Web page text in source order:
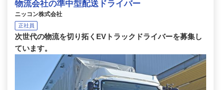
物流会社の準中型配送ドライバー
ニッコン株式会社
正社員
次世代の物流を切り拓くEVトラックドライバーを募集し
ています。